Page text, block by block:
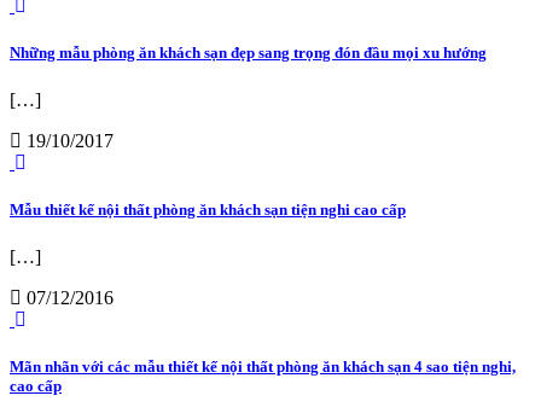
Những mẫu phòng ăn khách sạn đẹp sang trọng đón đầu mọi xu hướng
[…]
19/10/2017
Mẫu thiết kế nội thất phòng ăn khách sạn tiện nghi cao cấp
[…]
07/12/2016
Mãn nhãn với các mẫu thiết kế nội thất phòng ăn khách sạn 4 sao tiện nghi,
cao cấp